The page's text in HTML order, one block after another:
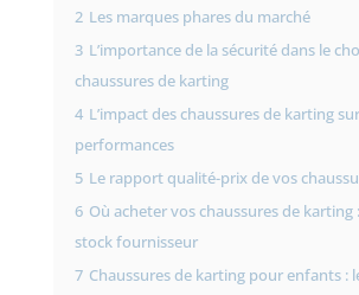
2 Les marques phares du marché
3 L’importance de la sécurité dans le
chaussures de karting
4 L’impact des chaussures de karting
performances
5 Le rapport qualité-prix de vos
6 Où acheter vos chaussures de
stock fournisseur
7 Chaussures de karting pour enfants :